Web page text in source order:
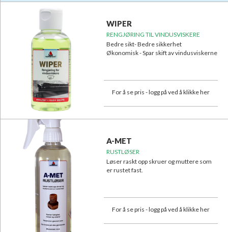
WIPER
RENGJØRING TIL VINDUSVISKERE
Bedre sikt- Bedre sikkerhet
Økonomisk - Spar skift av vindusviskerne
For å se pris - logg på ved å klikke her
A-MET
RUSTLØSER
Løser raskt opp skruer og muttere som
er rustet fast.
For å se pris - logg på ved å klikke her